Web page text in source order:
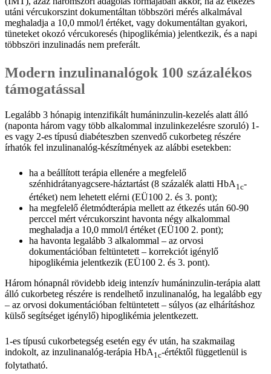
utáni vércukorszint dokumentáltan többszöri mérés alkalmával
meghaladja a 10,0 mmol/l értéket, vagy dokumentáltan gyakori,
tüneteket okozó vércukoresés (hipoglikémia) jelentkezik, és a napi
többszöri inzulinadás nem preferált.
Modern inzulinanalógok 100 százalékos
támogatással
Legalább 3 hónapig intenzifikált humáninzulin-kezelés alatt álló
(naponta három vagy több alkalommal inzulinkezelésre szoruló) 1-
es vagy 2-es típusú diabéteszben szenvedő cukorbeteg részére
írhatók fel inzulinanalóg-készítmények az alábbi esetekben:
ha a beállított terápia ellenére a megfelelő
szénhidrátanyagcsere-háztartást (8 százalék alatti HbA 1c-
értéket) nem lehetett elérni (EÜ100 2. és 3. pont);
ha megfelelő életmódterápia mellett az étkezés után 60-90
perccel mért vércukorszint havonta négy alkalommal
meghaladja a 10,0 mmol/l értéket (EÜ100 2. pont);
ha havonta legalább 3 alkalommal – az orvosi
dokumentációban feltüntetett – korrekciót igénylő
hipoglikémia jelentkezik (EÜ100 2. és 3. pont).
Három hónapnál rövidebb ideig intenzív humáninzulin-terápia alatt
álló cukorbeteg részére is rendelhető inzulinanalóg, ha legalább egy
– az orvosi dokumentációban feltüntetett – súlyos (az elhárításhoz
külső segítséget igénylő) hipoglikémia jelentkezett.
1-es típusú cukorbetegség esetén egy év után, ha szakmailag
indokolt, az inzulinanalóg-terápia HbA 1c-értéktől függetlenül is
folytatható.